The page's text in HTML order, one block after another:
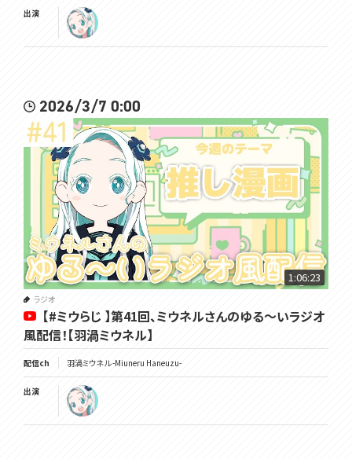
出演
2026/3/7 0:00
1:06:23
ラジオ
【#ミウらじ 】第41回、ミウネルさんのゆる～いラジオ
風配信！【羽渦ミウネル】
配信ch 羽渦ミウネル -Miuneru Haneuzu-
出演